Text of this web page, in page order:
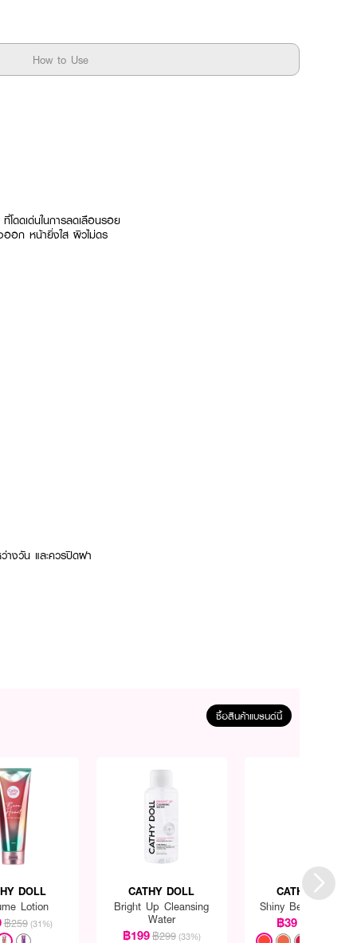
How to Use
ดดเด่นในการลดเลือนรอย
ออก หน้ายิ่งใส ผิวไม่ดร
างวัน และควรปิดฝา
ซื้อสินค้าแบรนด์นี้
DOLL
Lotion
฿259 (31%)
CATHY DOLL
Bright Up Cleansing
Water
฿199฿299 (33%)
CATHY DOLL
Shiny Bear Lip
฿39